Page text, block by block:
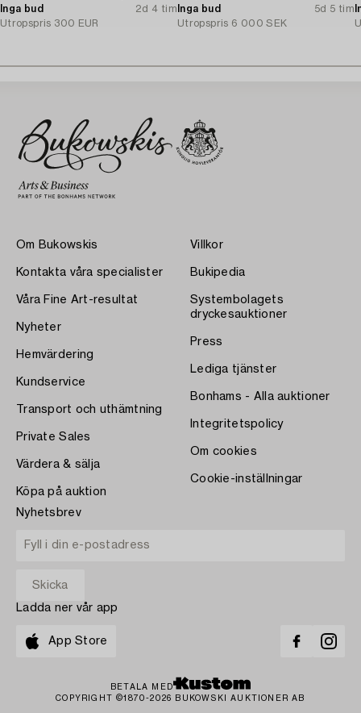
Inga bud
2d 4 tim
Utropspris 300 EUR
Inga bud
5d 5 tim
Utropspris 6 000 SEK
Om Bukowskis
Kontakta våra specialister
Våra Fine Art-resultat
Nyheter
Hemvärdering
Kundservice
Transport och uthämtning
Private Sales
Värdera & sälja
Köpa på auktion
Villkor
Bukipedia
Systembolagets
dryckesauktioner
Press
Lediga tjänster
Bonhams - Alla auktioner
Integritetspolicy
Om cookies
Cookie-inställningar
Nyhetsbrev
Ladda ner vår app
App Store
BETALA MED
COPYRIGHT ©1870-2026 BUKOWSKI AUKTIONER AB